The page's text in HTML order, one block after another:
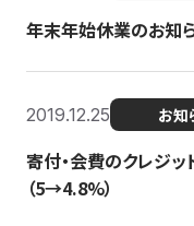
年末年始休業のお知
2019.12.25 お知
寄付・会費のクレジ
（5→4.8%）